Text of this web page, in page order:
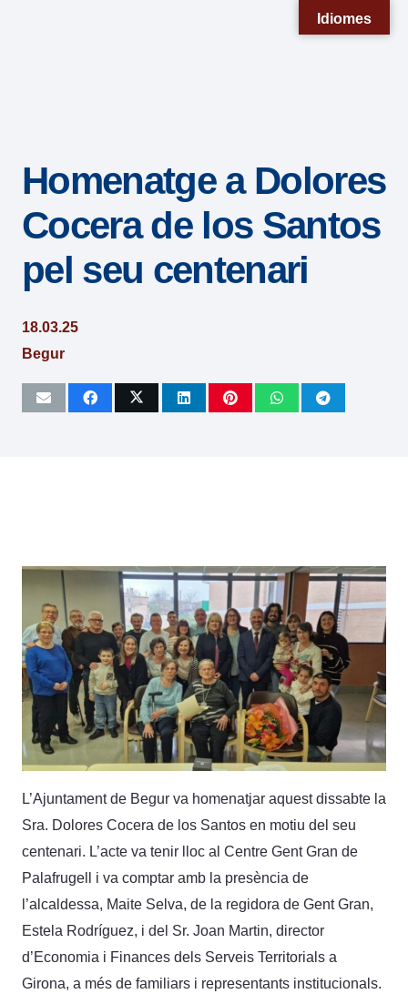
sistema
accesibilidad.
Homenatge a Dolores
Cocera de los Santos
pel seu centenari
18.03.25
Begur
L’Ajuntament de Begur va homenatjar aquest dissabte la
Sra. Dolores Cocera de los Santos en motiu del seu
centenari. L’acte va tenir lloc al Centre Gent Gran de
Palafrugell i va comptar amb la presència de
l’alcaldessa, Maite Selva, de la regidora de Gent Gran,
Estela Rodríguez, i del Sr. Joan Martin, director
d’Economia i Finances dels Serveis Territorials a
Girona, a més de familiars i representants institucionals.
Idiomes